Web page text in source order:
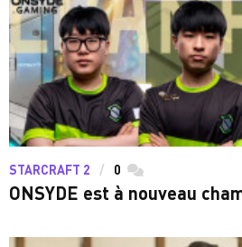
STARCRAFT 2 0 commentaires
ONSYDE est à nouveau